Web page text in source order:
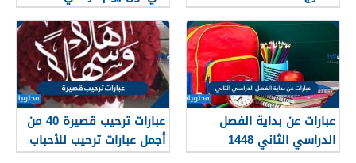
عبارات عن بداية الفصل
الدراسي الثاني 1448
عبارات ترحيب قصيرة 40 من
أجمل عبارات ترحيب للأحباب